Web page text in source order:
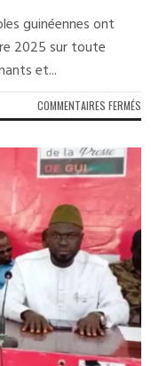
guinéennes ont
2025 sur toute
et...
COMMENTAIRES FERMÉS
LE
DE